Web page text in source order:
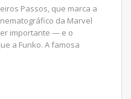
Passos, que marca a
da Marvel
importante — e o
a Funko. A famosa